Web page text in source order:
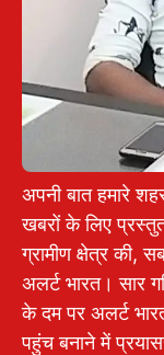
अपनी बात हमारे
खबरों के लिए
ग्रामीण क्षेत्र की,
अलर्ट भारत। सार
के दम पर अलर्ट
पहुंच बनाने में